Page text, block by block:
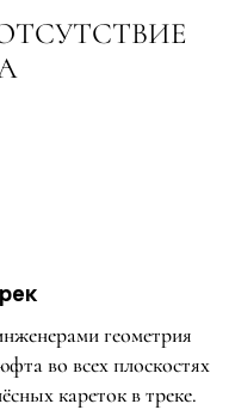
геометрия
во всех плоскостях
кареток в треке.